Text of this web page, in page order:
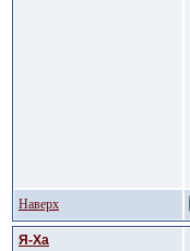
Наверх
Я-Ха